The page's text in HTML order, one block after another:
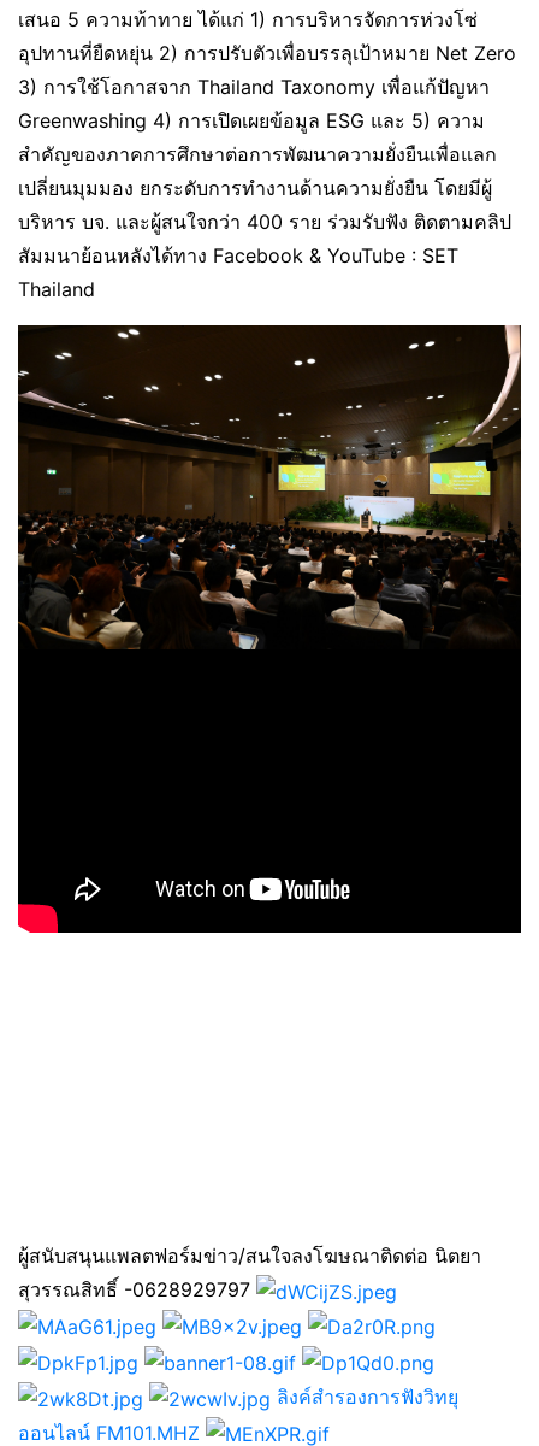
เสนอ 5 ความท้าทาย ได้แก่ 1) การบริหารจัดการห่วงโซ่
อุปทานที่ยืดหยุ่น 2) การปรับตัวเพื่อบรรลุเป้าหมาย Net Zero
3) การใช้โอกาสจาก Thailand Taxonomy เพื่อแก้ปัญหา
Greenwashing 4) การเปิดเผยข้อมูล ESG และ 5) ความ
สำคัญของภาคการศึกษาต่อการพัฒนาความยั่งยืนเพื่อแลก
เปลี่ยนมุมมอง ยกระดับการทำงานด้านความยั่งยืน โดยมีผู้
บริหาร บจ. และผู้สนใจกว่า 400 ราย ร่วมรับฟัง ติดตามคลิป
สัมมนาย้อนหลังได้ทาง Facebook & YouTube : SET
Thailand
ผู้สนับสนุนแพลตฟอร์มข่าว/สนใจลงโฆษณาติดต่อ นิตยา
สุวรรณสิทธิ์ -0628929797
ลิงค์สำรองการฟังวิทยุ
ออนไลน์ FM101.MHZ